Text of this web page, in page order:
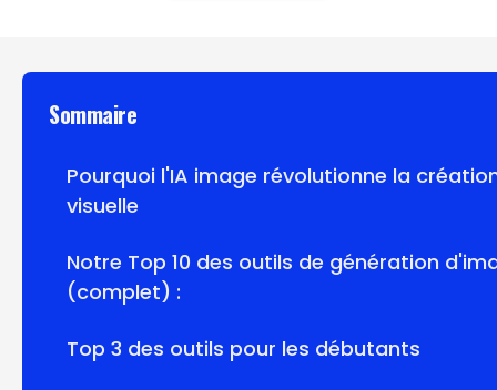
Sommaire
Pourquoi l'IA image révolutionne la
visuelle
Notre Top 10 des outils de génération
(complet) :
Top 3 des outils pour les débutants